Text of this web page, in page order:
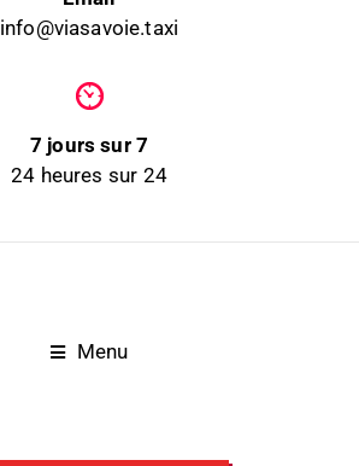
info@viasavoie.taxi
7 jours sur 7
24 heures sur 24
Menu